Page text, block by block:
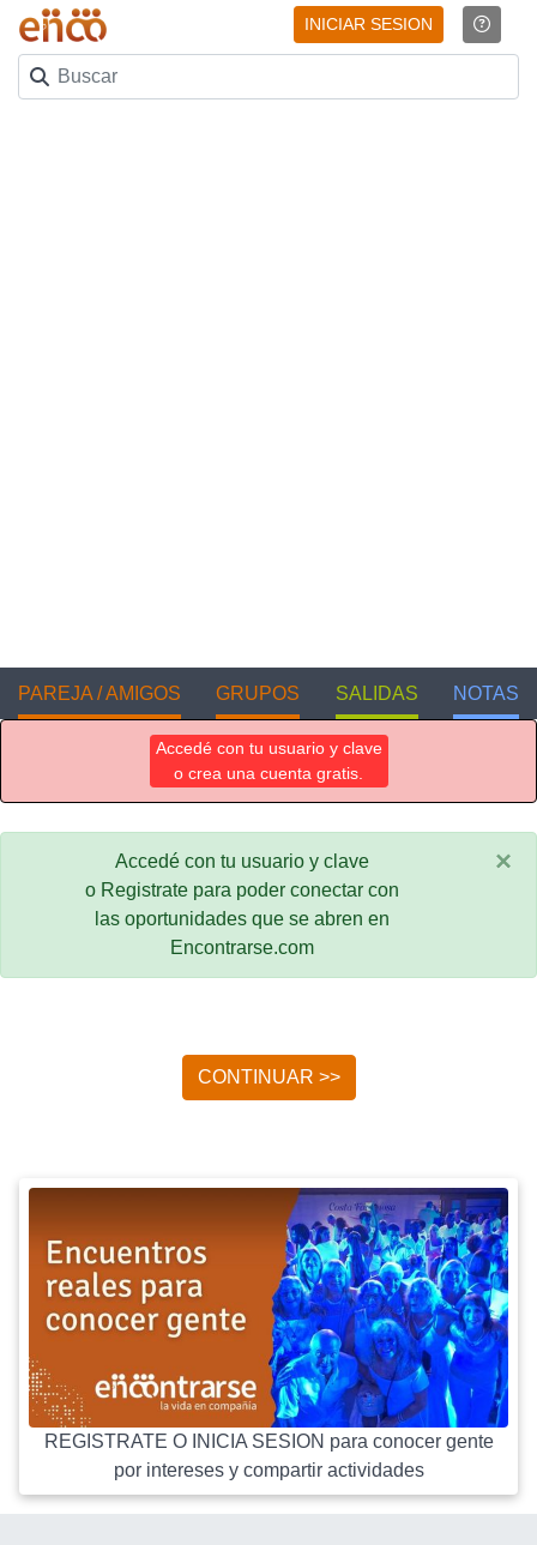
INICIAR SESION
PAREJA / AMIGOS GRUPOS SALIDAS NOTAS
Accedé con tu usuario y clave
o crea una cuenta gratis.
Accedé con tu usuario y clave
o Registrate para poder conectar con
las oportunidades que se abren en
Encontrarse.com
×
CONTINUAR >>
REGISTRATE O INICIA SESION para conocer gente
por intereses y compartir actividades